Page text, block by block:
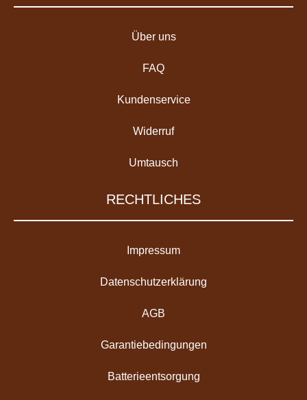
Über uns
FAQ
Kundenservice
Widerruf
Umtausch
RECHTLICHES
Impressum
Datenschutzerklärung
AGB
Garantiebedingungen
Batterieentsorgung